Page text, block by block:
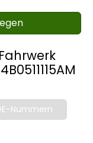
Nummern